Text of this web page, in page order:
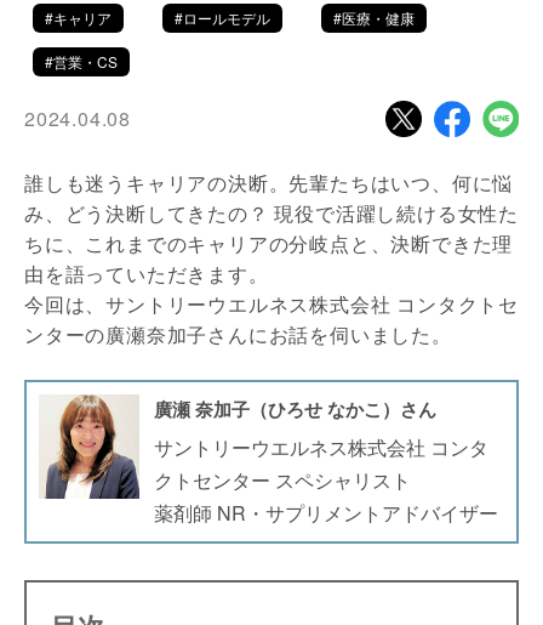
#キャリア #ロールモデル #医療・健康
#営業・CS
2024.04.08
誰しも迷うキャリアの決断。先輩たちはいつ、何に悩
み、どう決断してきたの？ 現役で活躍し続ける女性た
ちに、これまでのキャリアの分岐点と、決断できた理
由を語っていただきます。
今回は、サントリーウエルネス株式会社 コンタクトセ
ンターの廣瀬奈加子さんにお話を伺いました。
廣瀬 奈加子（ひろせ なかこ）さん
サントリーウエルネス株式会社 コンタ
クトセンター スペシャリスト
薬剤師 NR・サプリメントアドバイザー